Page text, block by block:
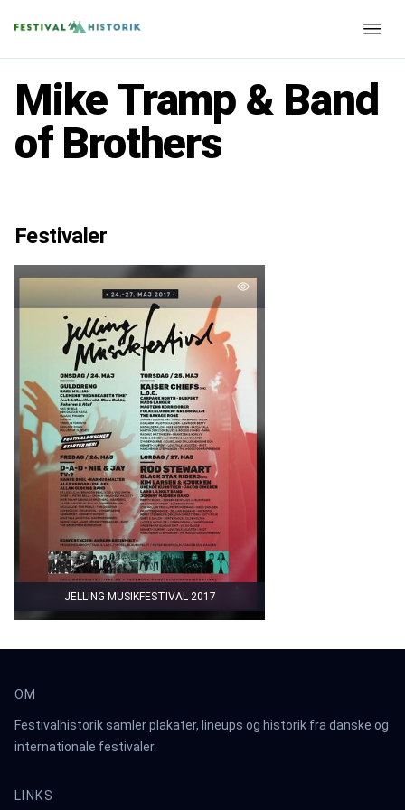
Mike Tramp & Band
of Brothers
Festivaler
JELLING MUSIKFESTIVAL 2017
OM
Festivalhistorik samler plakater, lineups og historik fra danske og
internationale festivaler.
LINKS